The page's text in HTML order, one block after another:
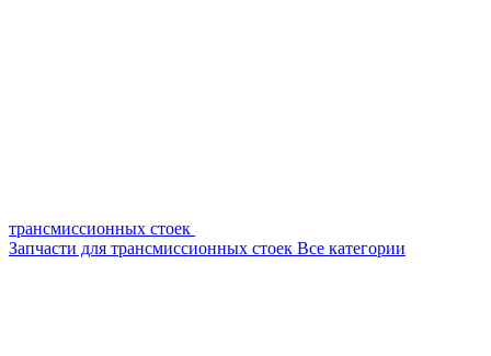
трансмиссионных стоек
Запчасти для трансмиссионных стоек Все категории